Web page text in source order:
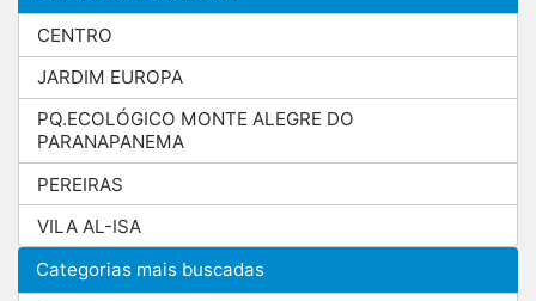
CENTRO
JARDIM EUROPA
PQ.ECOLÓGICO MONTE ALEGRE DO
PARANAPANEMA
PEREIRAS
VILA AL-ISA
Categorias mais buscadas